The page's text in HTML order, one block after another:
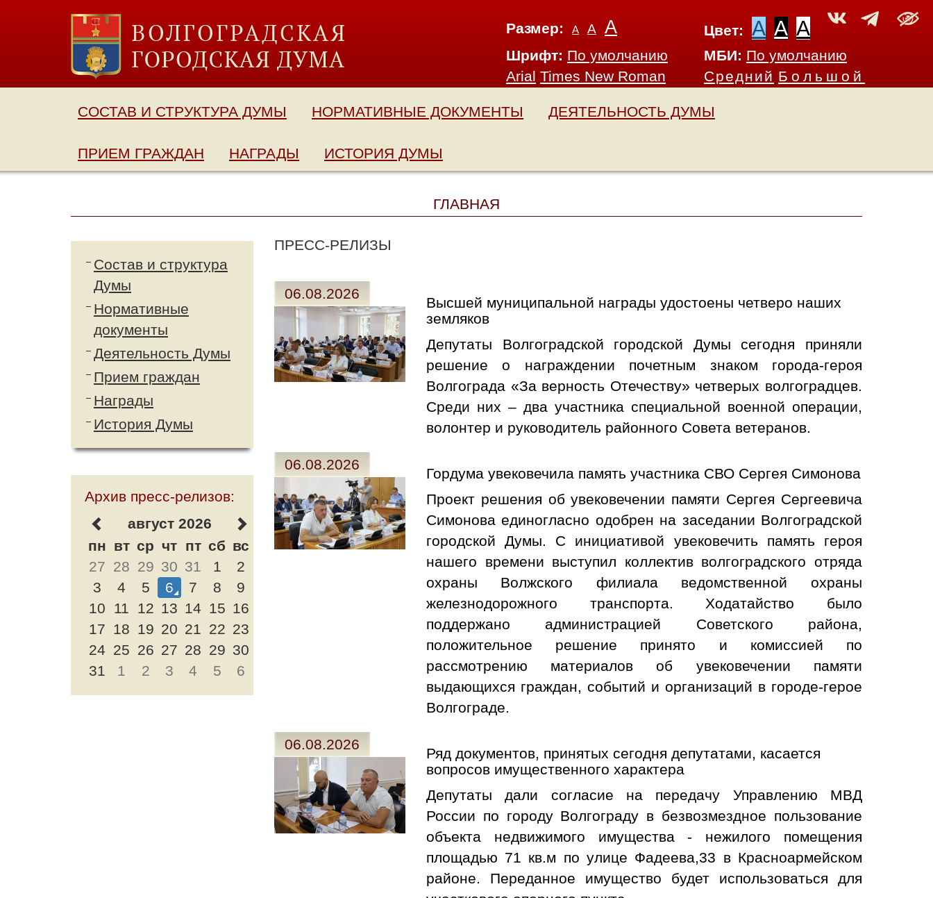
Размер: А А А Цвет: A A A
Шрифт: По умолчанию
Arial Times New Roman
МБИ: По умолчанию
Средний Большой
СОСТАВ И СТРУКТУРА ДУМЫ НОРМАТИВНЫЕ ДОКУМЕНТЫ ДЕЯТЕЛЬНОСТЬ ДУМЫ
ПРИЕМ ГРАЖДАН НАГРАДЫ ИСТОРИЯ ДУМЫ
ГЛАВНАЯ
Состав и структура
Думы
Нормативные
документы
Деятельность Думы
Прием граждан
Награды
История Думы
Архив пресс-релизов:
август 2026
пн вт ср чт пт сб вс
27 28 29 30 31 1
2
3
4 5 6 7 8
9
10 11 12 13 14 15 16
17 18 19 20 21 22 23
24 25 26 27 28 29 30
31
1 2 3 4 5 6
ПРЕСС-РЕЛИЗЫ
06.08.2026
Высшей муниципальной награды удостоены четверо наших
земляков
Депутаты Волгоградской городской Думы сегодня приняли
решение о награждении почетным знаком города-героя
Волгограда «За верность Отечеству» четверых волгоградцев.
Среди них – два участника специальной военной операции,
волонтер и руководитель районного Совета ветеранов.
06.08.2026
Гордума увековечила память участника СВО Сергея Симонова
Проект решения об увековечении памяти Сергея Сергеевича
Симонова единогласно одобрен на заседании Волгоградской
городской Думы. С инициативой увековечить память героя
нашего времени выступил коллектив волгоградского отряда
охраны Волжского филиала ведомственной охраны
железнодорожного транспорта. Ходатайство было
поддержано администрацией Советского района,
положительное решение принято и комиссией по
рассмотрению материалов об увековечении памяти
выдающихся граждан, событий и организаций в городе-герое
Волгограде.
06.08.2026
Ряд документов, принятых сегодня депутатами, касается
вопросов имущественного характера
Депутаты дали согласие на передачу Управлению МВД
России по городу Волгограду в безвозмездное пользование
объекта недвижимого имущества - нежилого помещения
площадью 71 кв.м по улице Фадеева,33 в Красноармейском
районе. Переданное имущество будет использоваться для